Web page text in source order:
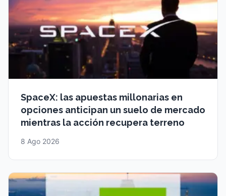
SpaceX: las apuestas millonarias en
opciones anticipan un suelo de mercado
mientras la acción recupera terreno
8 Ago 2026